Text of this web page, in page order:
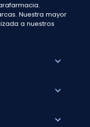
Nuestra mayor
a nuestros
expand_more
expand_more
expand_more